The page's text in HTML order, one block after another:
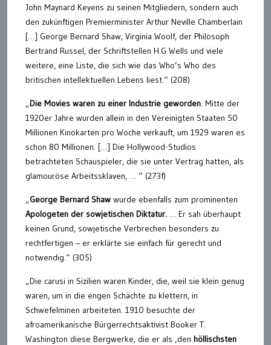
John Maynard Keyens zu seinen Mitgliedern, sondern auch
den zukünftigen Premierminister Arthur Neville Chamberlain
[…] George Bernard Shaw, Virginia Woolf, der Philosoph
Bertrand Russel, der Schriftstellen H.G Wells und viele
weitere, eine Liste, die sich wie das Who’s Who des
britischen intellektuellen Lebens liest.“ (208)
„Die Movies waren zu einer Industrie geworden. Mitte der
1920er Jahre wurden allein in den Vereinigten Staaten 50
Millionen Kinokarten pro Woche verkauft, um 1929 waren es
schon 80 Millionen. […] Die Hollywood-Studios
betrachteten Schauspieler, die sie unter Vertrag hatten, als
glamouröse Arbeitssklaven, … “ (273f)
„George Bernard Shaw wurde ebenfalls zum prominenten
Apologeten der sowjetischen Diktatur. … Er sah überhaupt
keinen Grund, sowjetische Verbrechen besonders zu
rechtfertigen – er erklärte sie einfach für gerecht und
notwendig.“ (305)
„Die carusi in Sizilien waren Kinder, die, weil sie klein genug
waren, um in die engen Schächte zu klettern, in
Schwefelminen arbeiteten. 1910 besuchte der
afroamerikanische Bürgerrechtsaktivist Booker T.
Washington diese Bergwerke, die er als ‚den höllischsten